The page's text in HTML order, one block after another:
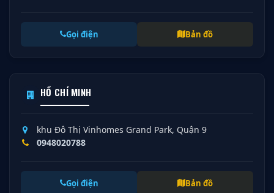
Gọi điện Bản đồ
HỒ CHÍ MINH
khu Đô Thị Vinhomes Grand Park, Quận 9
0948020788
Gọi điện Bản đồ